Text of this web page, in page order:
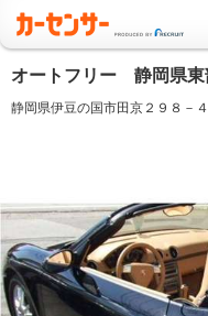
オートフリー 静岡県
静岡県伊豆の国市田京２９８－４